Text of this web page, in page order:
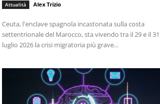
Attualità Alex Trizio
Ceuta, l'enclave spagnola incastonata sulla costa
settentrionale del Marocco, sta vivendo tra il 29 e il 31
luglio 2026 la crisi migratoria più grave...